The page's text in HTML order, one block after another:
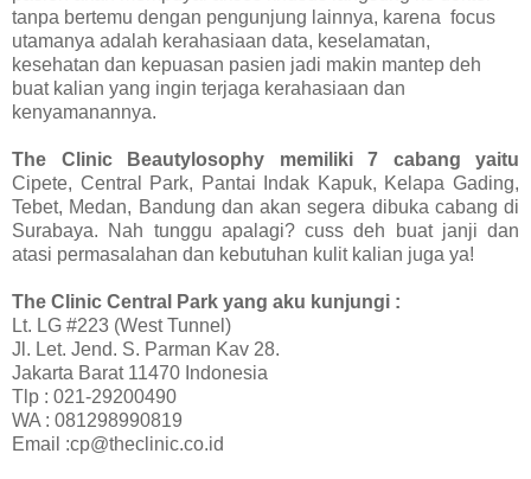
tanpa bertemu dengan pengunjung lainnya, karena focus
utamanya adalah kerahasiaan data, keselamatan,
kesehatan dan kepuasan pasien jadi makin mantep deh
buat kalian yang ingin terjaga kerahasiaan dan
kenyamanannya.
The Clinic Beautylosophy memiliki 7 cabang yaitu
Cipete, Central Park, Pantai Indak Kapuk, Kelapa Gading,
Tebet, Medan, Bandung dan akan segera dibuka cabang di
Surabaya. Nah tunggu apalagi? cuss deh buat janji dan
atasi permasalahan dan kebutuhan kulit kalian juga ya!
The Clinic Central Park yang aku kunjungi :
Lt. LG #223 (West Tunnel)
Jl. Let. Jend. S. Parman Kav 28.
Jakarta Barat 11470 Indonesia
Tlp : 021-29200490
WA : 081298990819
Email :cp@theclinic.co.id